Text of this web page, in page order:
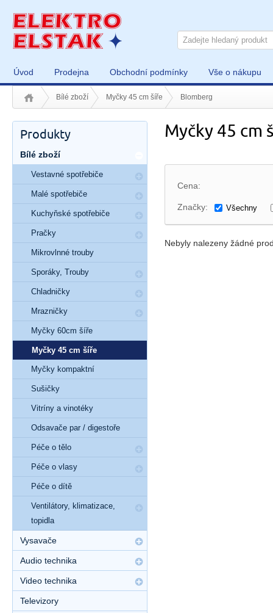
Úvod Prodejna Obchodní podmínky Vše o nákupu
Bílé zboží Myčky 45 cm šíře Blomberg
Myčky 45 cm
Cena:
Značky: Všechny
Nebyly nalezeny žádné
Produkty
Bílé zboží
Vestavné spotřebiče
Malé spotřebiče
Kuchyňské spotřebiče
Pračky
Mikrovlnné trouby
Sporáky, Trouby
Chladničky
Mrazničky
Myčky 60cm šíře
Myčky 45 cm šíře
Myčky kompaktní
Sušičky
Vitríny a vinotéky
Odsavače par / digestoře
Péče o tělo
Péče o vlasy
Péče o dítě
Ventilátory, klimatizace,
topidla
Vysavače
Audio technika
Video technika
Televizory